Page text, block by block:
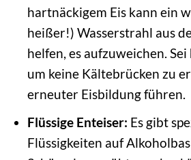
hartnäckigem Eis kann ein
heißer!) Wasserstrahl aus
helfen, es aufzuweichen.
um keine Kältebrücken zu
erneuter Eisbildung führen.
Flüssige Enteiser: Es gibt
Flüssigkeiten auf